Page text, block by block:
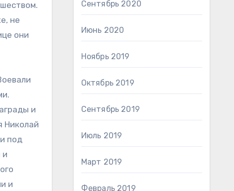
не
они
и
Николай
под
и
и
Сентябрь 2020
Июнь 2020
Ноябрь 2019
Октябрь 2019
Сентябрь 2019
Июль 2019
Март 2019
Февраль 2019